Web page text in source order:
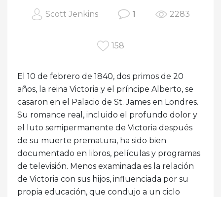
Scott Jenkins 1 2283
158
El 10 de febrero de 1840, dos primos de 20
años, la reina Victoria y el príncipe Alberto, se
casaron en el Palacio de St. James en Londres.
Su romance real, incluido el profundo dolor y
el luto semipermanente de Victoria después
de su muerte prematura, ha sido bien
documentado en libros, películas y programas
de televisión. Menos examinada es la relación
de Victoria con sus hijos, influenciada por su
propia educación, que condujo a un ciclo